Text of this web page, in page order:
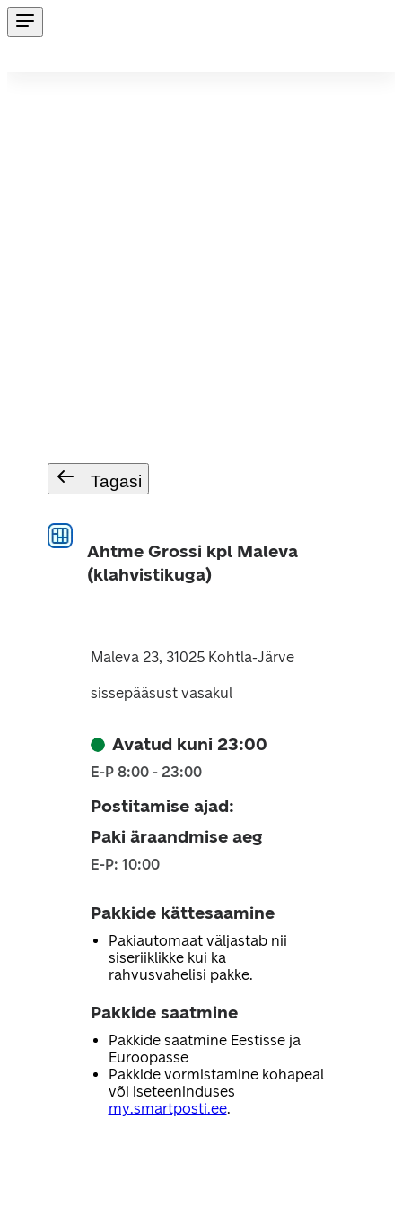
Tagasi
Ahtme Grossi kpl Maleva
(klahvistikuga)
Maleva 23, 31025 Kohtla-Järve
sissepääsust vasakul
Avatud kuni 23:00
E-P 8:00 - 23:00
Postitamise ajad:
Paki äraandmise aeg
E-P: 10:00
Pakkide kättesaamine
Pakiautomaat väljastab nii
siseriiklikke kui ka
rahvusvahelisi pakke.
Pakkide saatmine
Pakkide saatmine Eestisse ja
Euroopasse
Pakkide vormistamine kohapeal
või iseteeninduses
my.smartposti.ee.